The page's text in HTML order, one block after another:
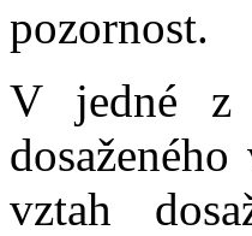
pozornost.
V jedné z
vztah